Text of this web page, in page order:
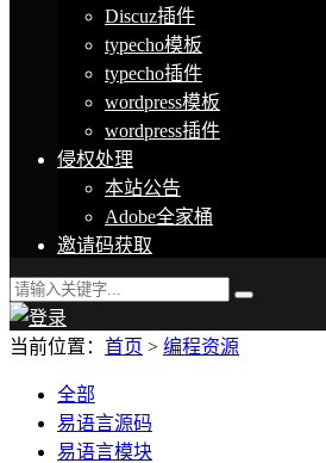
Discuz插件
typecho模板
typecho插件
wordpress模板
wordpress插件
侵权处理
本站公告
Adobe全家桶
邀请码获取
当前位置： 首页 > 编程资源
全部
易语言源码
易语言模块